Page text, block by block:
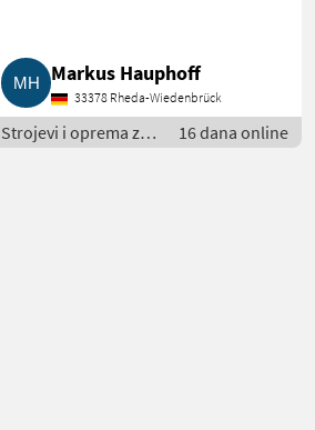
Markus Hauphoff
33378 Rheda-Wiedenbrück
Strojevi i oprema za
travu i baliranje /
16 dana online